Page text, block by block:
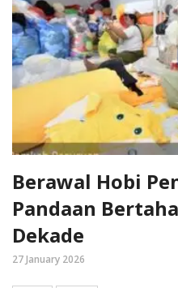
Berawal Hobi
Pandaan
Dekade
27 January 2026